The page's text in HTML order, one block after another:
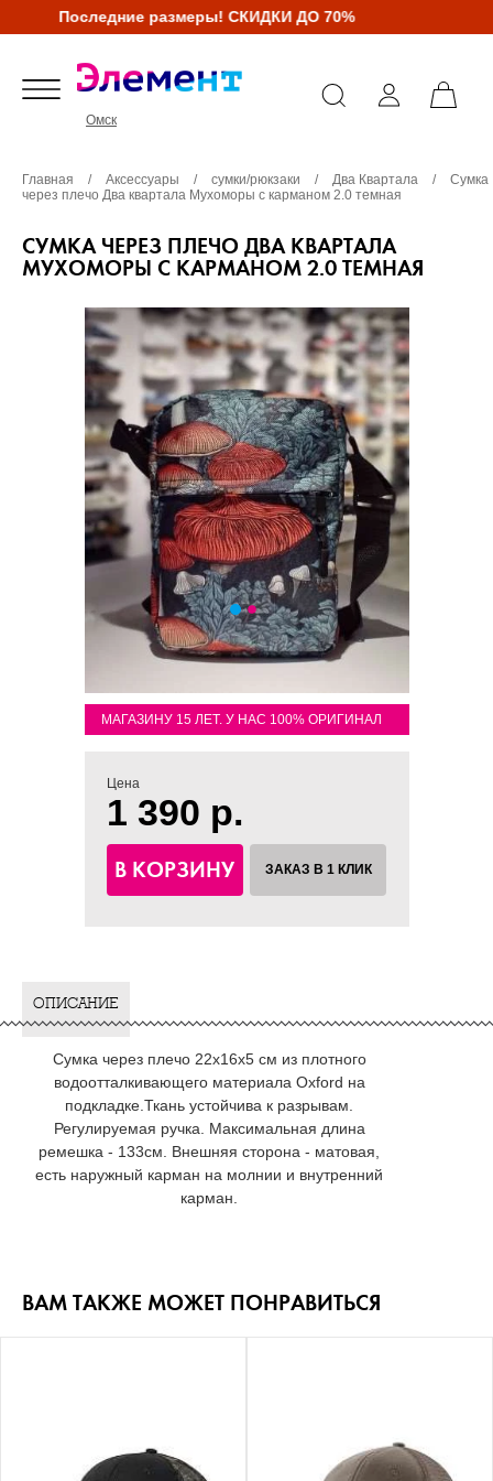
Последние размеры! СКИДКИ ДО 70%
Омск
Главная / Аксессуары / сумки/рюкзаки / Два Квартала /
Сумка
через плечо Два квартала Мухоморы с карманом 2.0 темная
СУМКА ЧЕРЕЗ ПЛЕЧО ДВА КВАРТАЛА
МУХОМОРЫ С КАРМАНОМ 2.0 ТЕМНАЯ
МАГАЗИНУ 15 ЛЕТ. У НАС 100% ОРИГИНАЛ
Цена
1 390 р.
В КОРЗИНУ ЗАКАЗ В 1 КЛИК
ОПИСАНИЕ
Сумка через плечо 22х16х5 см из плотного
водоотталкивающего материала Oxford на
подкладке.Ткань устойчива к разрывам.
Регулируемая ручка. Максимальная длина
ремешка - 133см. Внешняя сторона - матовая,
есть наружный карман на молнии и внутренний
карман.
ВАМ ТАКЖЕ МОЖЕТ ПОНРАВИТЬСЯ